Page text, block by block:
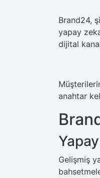
Brand24,
yapay
dijital
anahtar
Gelişmiş